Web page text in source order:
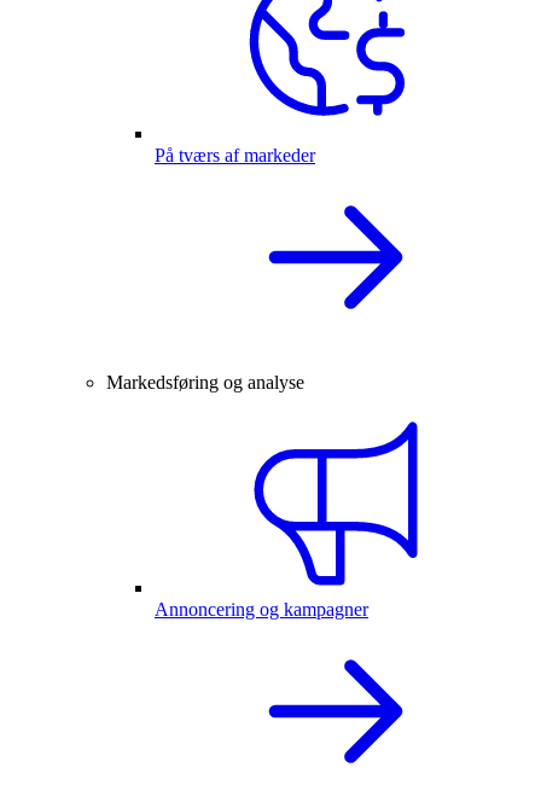
På tværs af markeder
Markedsføring og analyse
Annoncering og kampagner